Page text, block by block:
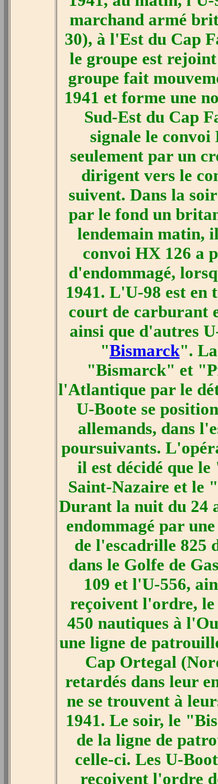
marchand armé
30), à l'Est du Cap
le groupe est
groupe fait
1941 et forme une
Sud-Est du Cap
signale le
seulement par un
dirigent vers le
suivent. Dans la
par le fond un
lendemain matin,
convoi HX 126 a
d'endommagé,
1941. L'U-98 est en
court de carburant
ainsi que d'autres
"Bismarck". La
"Bismarck" et
l'Atlantique par le
U-Boote se
allemands, dans
poursuivants.
il est décidé que
Saint-Nazaire et le
Durant la nuit du 24
endommagé par
de l'escadrille 825
dans le Golfe de
109 et l'U-556,
reçoivent l'ordre, le
450 nautiques à
une ligne de
Cap Ortegal
retardés dans leur
ne se trouvent à
1941. Le soir, le
de la ligne de
celle-ci. Les U-
reçoivent l'ordre